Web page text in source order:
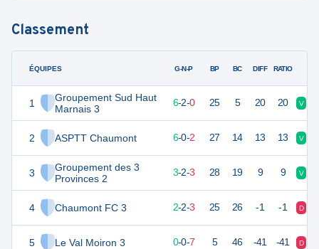
Classement
ÉQUIPES
1
Groupement Sud Haut
Marnais 3
2 ASPTT Chaumont
3
Groupement des 3
Provinces 2
4 Chaumont FC 3
5 Le Val Moiron 3
G-N-P BP BC DIFF RATIO
20 8 6-2-0 25 5 20 20 V
18 6-0-2 27 14 13 13 V
11 3-2-3 28 19 9 9 V
2-2-3 25 26 -1 -1 D
0-0-7 5 46 -41 -41 D